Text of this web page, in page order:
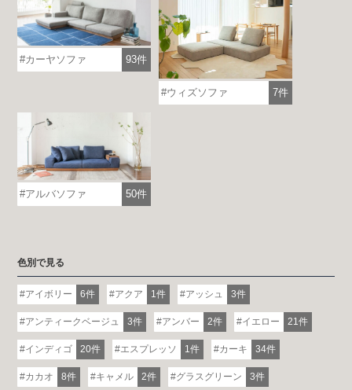
カーヤソファ 93件
ウィズソファ 7件
アルバソファ 50件
色別で見る
アイボリー 6件 アクア 1件 アッシュ 3件
アンティークベージュ 3件 アンバー 2件 イエロー 21件
インディゴ 20件 エスプレッソ 1件 カーキ 34件
カカオ 8件 キャメル 2件 グラスグリーン 3件